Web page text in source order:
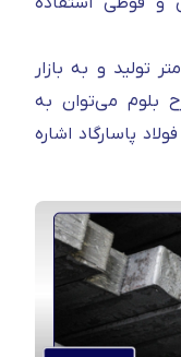
شمش بلوم عموما در طول 6 و 12 متر تولید و به بازار
بلوم می‌توان به
پاسارگاد اشاره